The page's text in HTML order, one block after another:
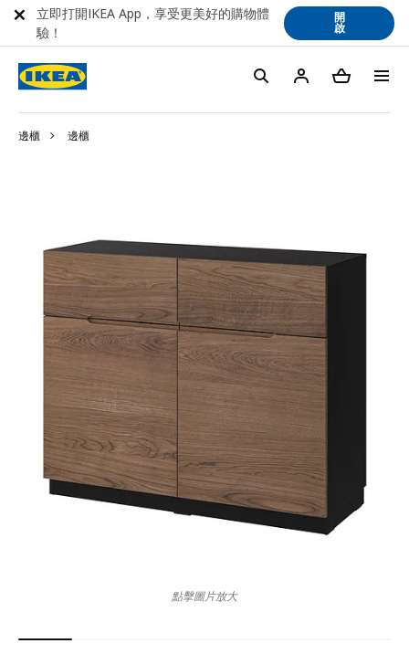
邊櫃 邊櫃
點擊圖片放大
立即打開IKEA App，享受更美好的購物體
驗！
開
啟